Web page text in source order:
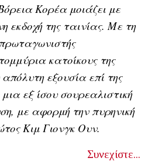
Κορέα μοιάζει με
εκδοχή της ταινίας. Με τη
κατοίκους της
εξουσία επί της
εξ ίσου σουρεαλιστική
με αφορμή την πυρηνική
Κιμ Γιονγκ Ουν.
Συνεχίστε...